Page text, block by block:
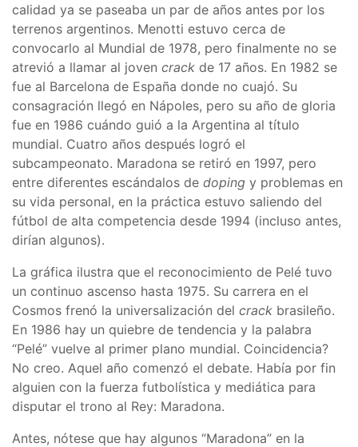
calidad ya se paseaba un par de años antes por los
terrenos argentinos. Menotti estuvo cerca de
convocarlo al Mundial de 1978, pero finalmente no se
atrevió a llamar al joven crack de 17 años. En 1982 se
fue al Barcelona de España donde no cuajó. Su
consagración llegó en Nápoles, pero su año de gloria
fue en 1986 cuándo guió a la Argentina al título
mundial. Cuatro años después logró el
subcampeonato. Maradona se retiró en 1997, pero
entre diferentes escándalos de doping y problemas en
su vida personal, en la práctica estuvo saliendo del
fútbol de alta competencia desde 1994 (incluso antes,
dirían algunos).
La gráfica ilustra que el reconocimiento de Pelé tuvo
un continuo ascenso hasta 1975. Su carrera en el
Cosmos frenó la universalización del crack brasileño.
En 1986 hay un quiebre de tendencia y la palabra
“Pelé” vuelve al primer plano mundial. Coincidencia?
No creo. Aquel año comenzó el debate. Había por fin
alguien con la fuerza futbolística y mediática para
disputar el trono al Rey: Maradona.
Antes, nótese que hay algunos “Maradona” en la